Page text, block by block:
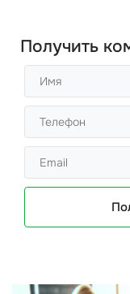
Получить